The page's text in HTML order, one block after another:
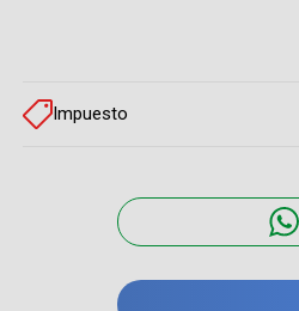
Impuesto